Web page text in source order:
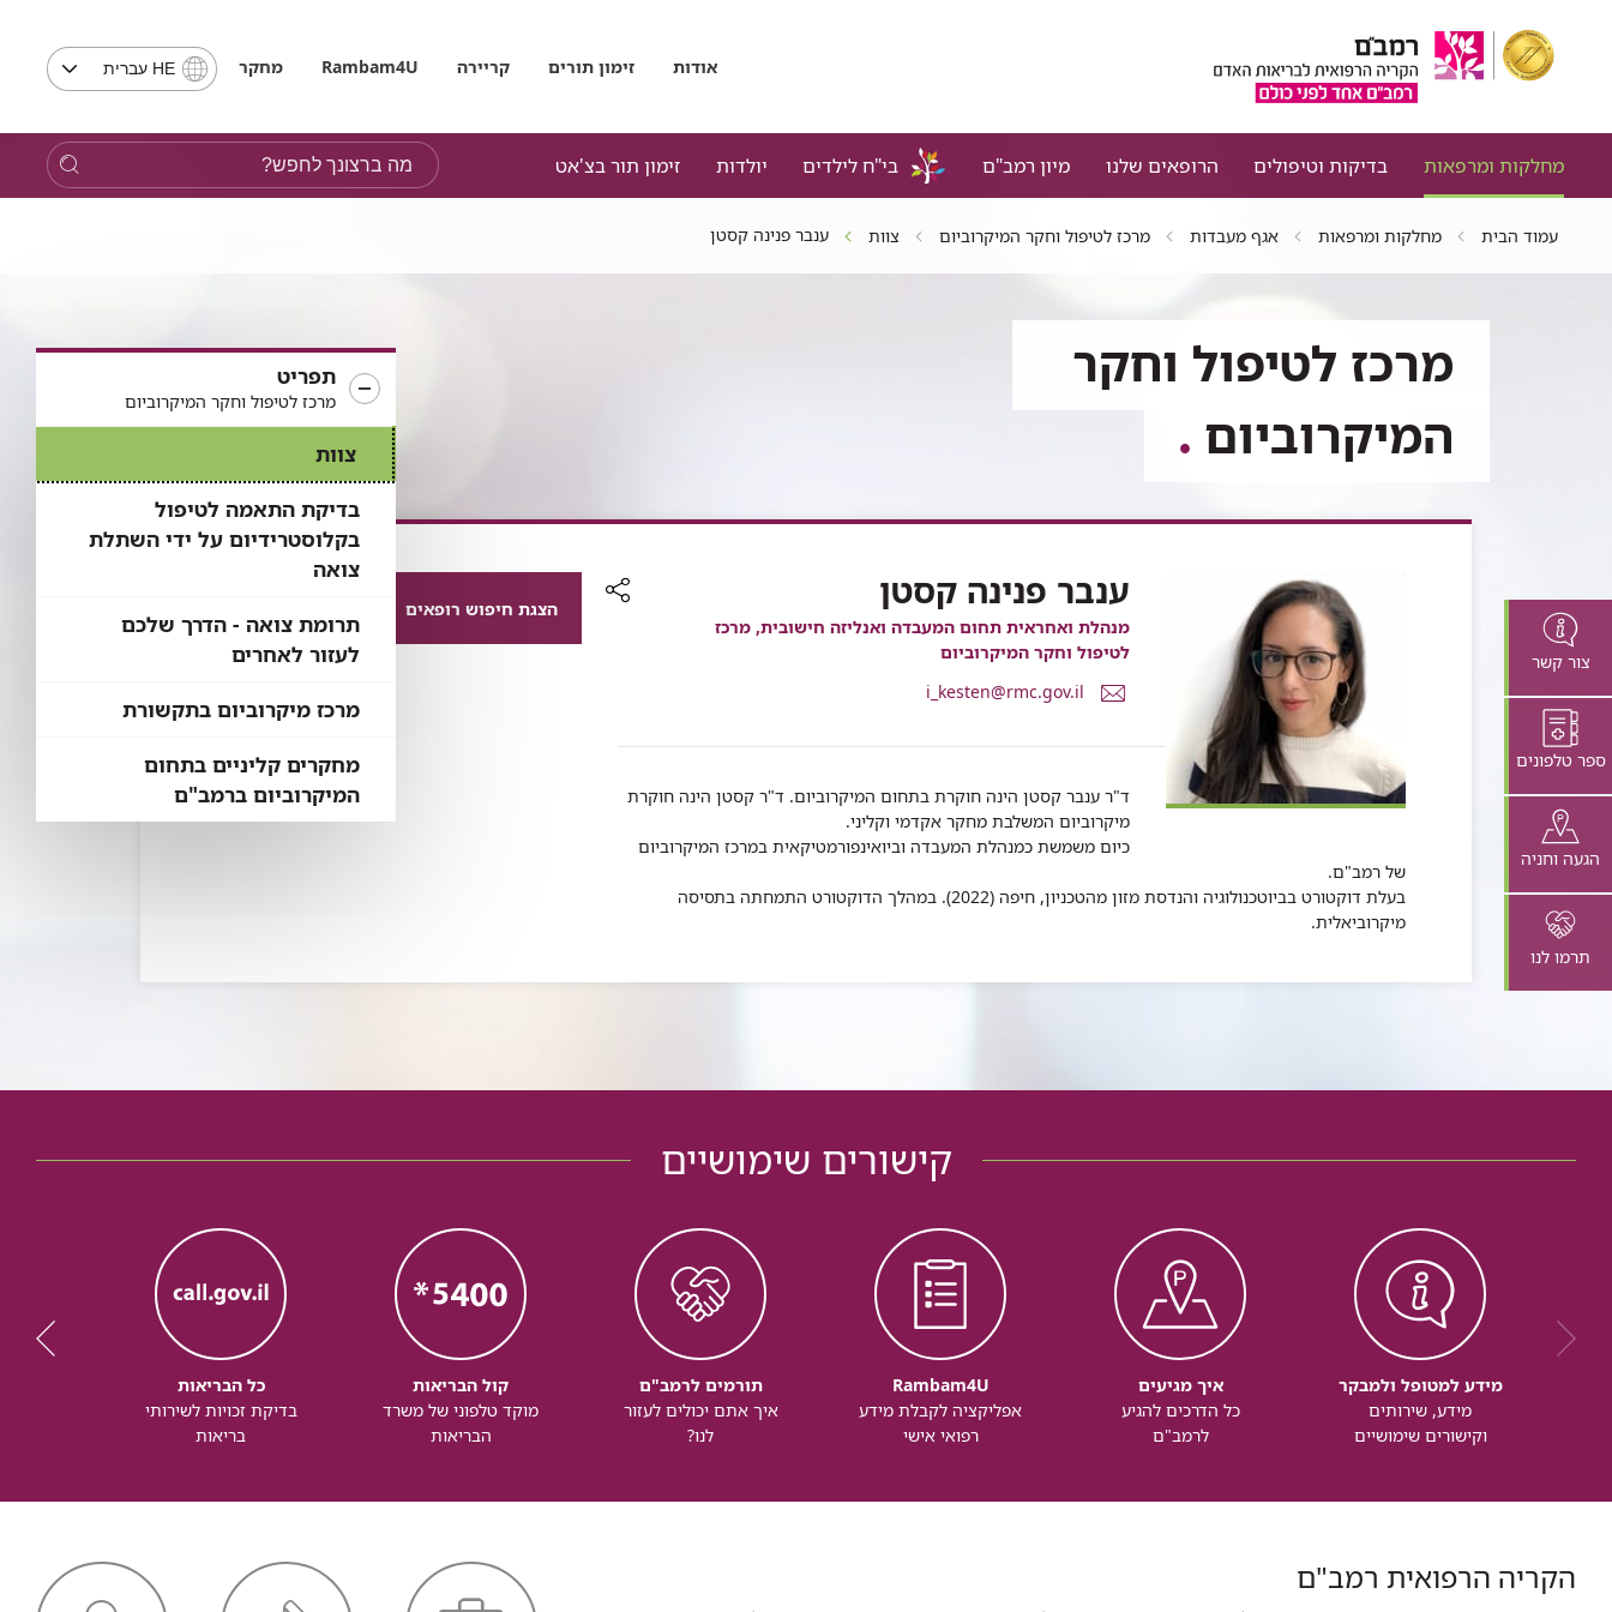
אודות זימון תורים קריירה Rambam4U מחקר
בחירת
שים
לב,
בבחירת
HE עברית
מחלקות ומרפאות בדיקות וטיפולים הרופאים שלנו מיון רמב"ם בי"ח לילדים יולדות זימון תור בצ'אט
מה
ברצונך
לחפש?
צור קשר
ספר טלפונים
הגעה וחניה
תרמו לנו
עמוד הבית מחלקות ומרפאות אגף מעבדות מרכז לטיפול וחקר המיקרוביום צוות ענבר פנינה קסטן
תפריט
מרכז לטיפול וחקר המיקרוביום
צוות
בדיקת התאמה לטיפול
בקלוסטרידיום על ידי השתלת
צואה
תרומת צואה - הדרך שלכם
לעזור לאחרים
מרכז מיקרוביום בתקשורת
מחקרים קליניים בתחום
המיקרוביום ברמב"ם
מרכז לטיפול וחקר
המיקרוביום
ענבר פנינה קסטן
מנהלת ואחראית תחום המעבדה ואנליזה חישובית, מרכז
לטיפול וחקר המיקרוביום
דואר
קסטן
i_kesten@rmc.gov.il
ד"ר ענבר קסטן הינה חוקרת בתחום המיקרוביום. ד"ר קסטן הינה חוקרת
מיקרוביום המשלבת מחקר אקדמי וקליני.
כיום משמשת כמנהלת המעבדה וביואינפורמטיקאית במרכז המיקרוביום
של רמב"ם.
בעלת דוקטורט בביוטכנולוגיה והנדסת מזון מהטכניון, חיפה (2022). במהלך הדוקטורט התמחתה בתסיסה
מיקרוביאלית.
הצגת חיפוש רופאים
קישורים שימושיים
מידע למטופל ולמבקר
מידע, שירותים
וקישורים שימושיים
איך מגיעים
כל הדרכים להגיע
לרמב"ם
Rambam4U
אפליקציה לקבלת מידע
רפואי אישי
תורמים לרמב"ם
איך אתם יכולים לעזור
לנו?
קול הבריאות
מוקד טלפוני של משרד
הבריאות
כל הבריאות
בדיקת זכויות לשירותי
בריאות
הקריה הרפואית רמב"ם